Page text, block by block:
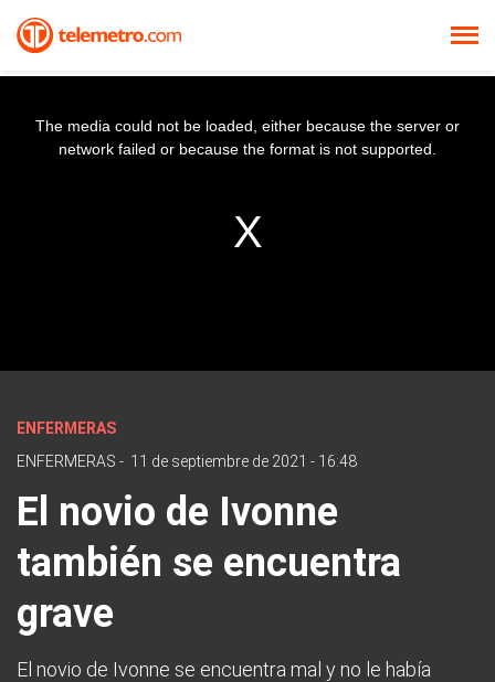
The media could not be loaded, either because the server or
network failed or because the format is not supported.
ENFERMERAS
ENFERMERAS - 11 de septiembre de 2021 - 16:48
El novio de Ivonne
también se encuentra
grave
El novio de Ivonne se encuentra mal y no le había